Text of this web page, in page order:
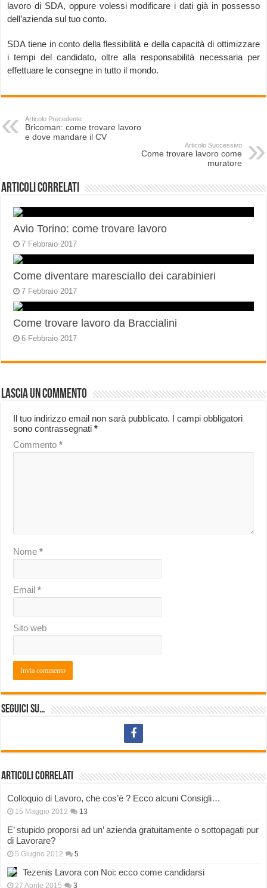
lavoro di SDA, oppure volessi modificare i dati già in possesso
dell’azienda sul tuo conto.
SDA tiene in conto della flessibilità e della capacità di ottimizzare
i tempi del candidato, oltre alla responsabilità necessaria per
effettuare le consegne in tutto il mondo.
Articolo Precedente
Bricoman: come trovare lavoro
e dove mandare il CV
Articolo Successivo
Come trovare lavoro come
muratore
Articoli correlati
Avio Torino: come trovare lavoro
7 Febbraio 2017
Come diventare maresciallo dei carabinieri
7 Febbraio 2017
Come trovare lavoro da Braccialini
6 Febbraio 2017
Lascia un commento
Il tuo indirizzo email non sarà pubblicato. I campi obbligatori
sono contrassegnati*
Commento*
Nome*
Email*
Sito web
Seguici su…
Articoli correlati
Colloquio di Lavoro, che cos’è ? Ecco alcuni Consigli…
15 Maggio 2012 13
E’ stupido proporsi ad un’ azienda gratuitamente o sottopagati pur
di Lavorare?
5 Giugno 2012 5
Tezenis Lavora con Noi: ecco come candidarsi
27 Aprile 2015 3